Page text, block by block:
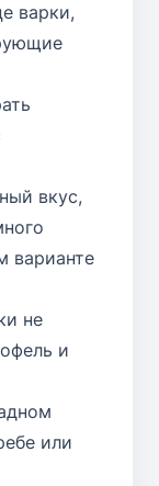
варки,
вкус,
варианте
не
и
или